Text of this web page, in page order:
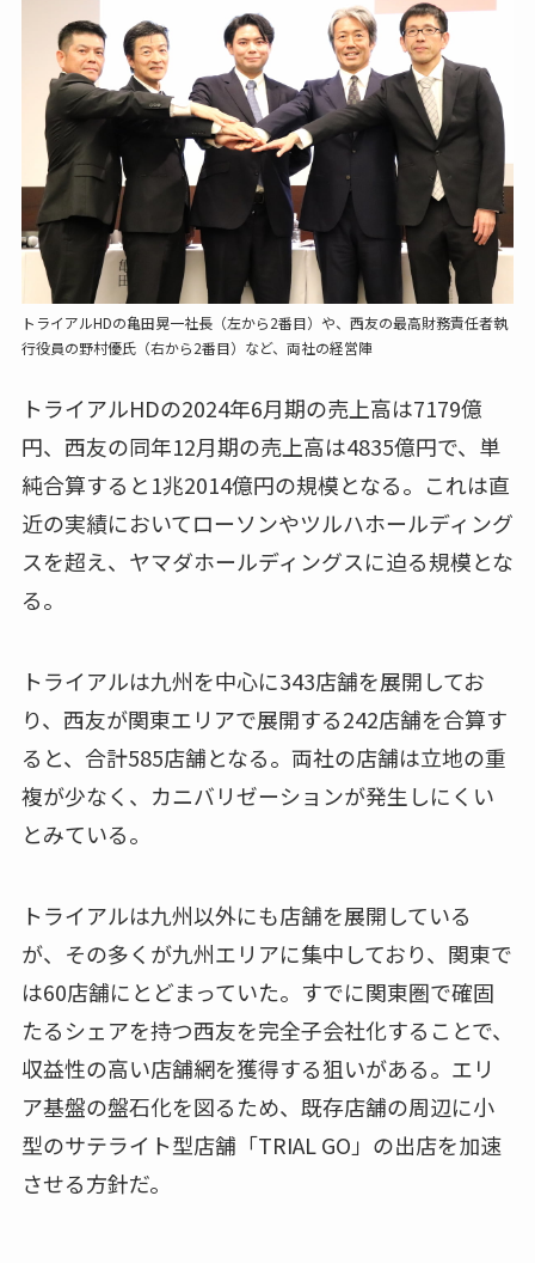
トライアルHDの亀田晃一社長（左から2番目）や、西友の最高財務責任者執
行役員の野村優氏（右から2番目）など、両社の経営陣
トライアルHDの2024年6月期の売上高は7179億
円、西友の同年12月期の売上高は4835億円で、単
純合算すると1兆2014億円の規模となる。これは直
近の実績においてローソンやツルハホールディング
スを超え、ヤマダホールディングスに迫る規模とな
る。
トライアルは九州を中心に343店舗を展開してお
り、西友が関東エリアで展開する242店舗を合算す
ると、合計585店舗となる。両社の店舗は立地の重
複が少なく、カニバリゼーションが発生しにくい
とみている。
トライアルは九州以外にも店舗を展開している
が、その多くが九州エリアに集中しており、関東で
は60店舗にとどまっていた。すでに関東圏で確固
たるシェアを持つ西友を完全子会社化することで、
収益性の高い店舗網を獲得する狙いがある。エリ
ア基盤の盤石化を図るため、既存店舗の周辺に小
型のサテライト型店舗「TRIAL GO」の出店を加速
させる方針だ。